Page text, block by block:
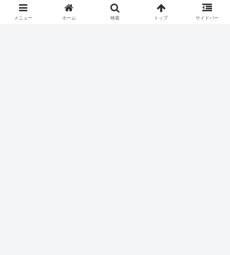
メニュー ホーム 検索 トップ サイドバー